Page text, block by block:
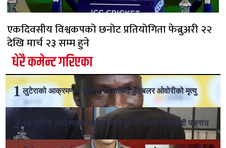
एकदिवसीय विश्वकपको छनोट प्रतियोगिता फेब्रुअरी २२
देखि मार्च २३ सम्म हुने
धेरै कमेन्ट गरिएका
लुटेराको आक्रमणमा युगान्डाका चर्चित फुटबलर ओवोरीको मृत्यु
रेड नोटिस जारी भएका कर्तव्य ज्यान मुद्दाका फरार प्रतिवादी पक्राउ